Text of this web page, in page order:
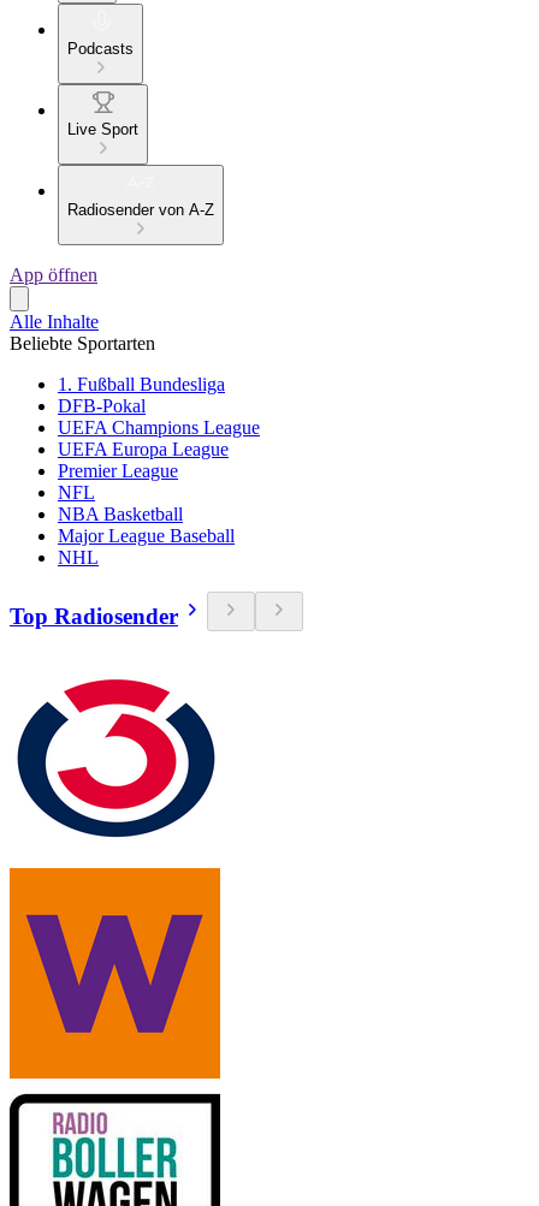
Podcasts
Live Sport
Radiosender von A-Z
App öffnen
Alle Inhalte
Beliebte Sportarten
1. Fußball Bundesliga
DFB-Pokal
UEFA Champions League
UEFA Europa League
Premier League
NFL
NBA Basketball
Major League Baseball
NHL
Top Radiosender